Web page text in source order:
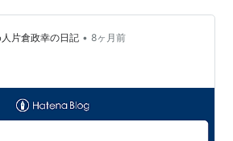
、コンクリートブロックの 素晴らし
よう それが俺の夢だ。 娘から 「コ
」が豊かさと平安の象徴になってい
片倉政幸の日記 • 8ヶ月前